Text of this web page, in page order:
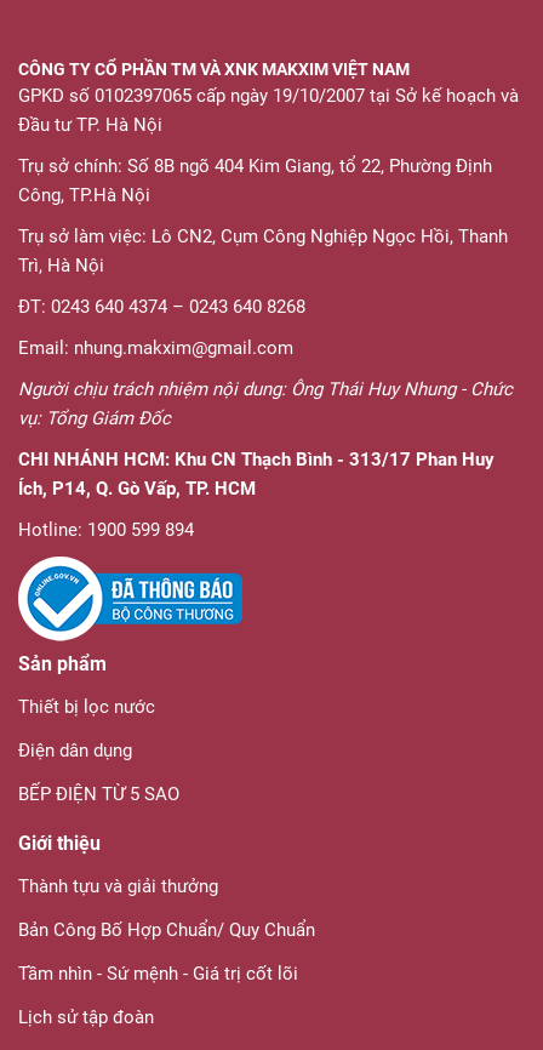
CÔNG TY CỔ PHẦN TM VÀ XNK MAKXIM VIỆT NAM
GPKD số 0102397065 cấp ngày 19/10/2007 tại Sở kế hoạch và
Đầu tư TP. Hà Nội
Trụ sở chính: Số 8B ngõ 404 Kim Giang, tổ 22, Phường Định
Công, TP.Hà Nội
Trụ sở làm việc: Lô CN2, Cụm Công Nghiệp Ngọc Hồi, Thanh
Trì, Hà Nội
ĐT: 0243 640 4374 – 0243 640 8268
Email: nhung.makxim@gmail.com
Người chịu trách nhiệm nội dung: Ông Thái Huy Nhung - Chức
vụ: Tổng Giám Đốc
CHI NHÁNH HCM: Khu CN Thạch Bình - 313/17 Phan Huy
Ích, P14, Q. Gò Vấp, TP. HCM
Hotline: 1900 599 894
Sản phẩm
Thiết bị lọc nước
Điện dân dụng
BẾP ĐIỆN TỪ 5 SAO
Giới thiệu
Thành tựu và giải thưởng
Bản Công Bố Hợp Chuẩn/ Quy Chuẩn
Tầm nhìn - Sứ mệnh - Giá trị cốt lõi
Lịch sử tập đoàn